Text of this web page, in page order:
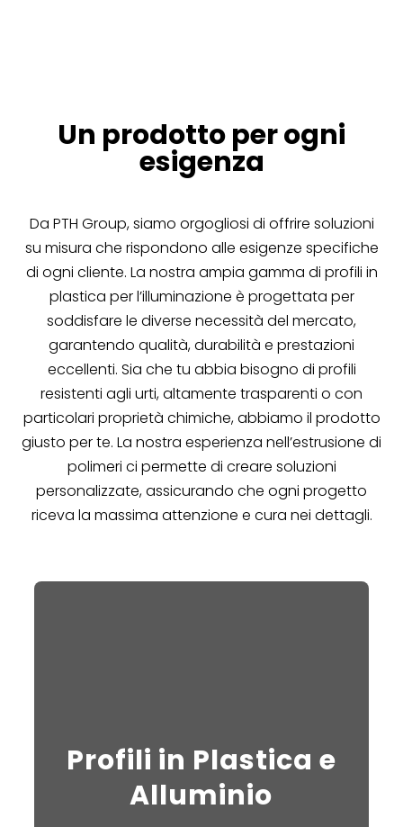
Un prodotto per ogni
esigenza
Da PTH Group, siamo orgogliosi di offrire soluzioni
su misura che rispondono alle esigenze specifiche
di ogni cliente. La nostra ampia gamma di profili in
plastica per l’illuminazione è progettata per
soddisfare le diverse necessità del mercato,
garantendo qualità, durabilità e prestazioni
eccellenti. Sia che tu abbia bisogno di profili
resistenti agli urti, altamente trasparenti o con
particolari proprietà chimiche, abbiamo il prodotto
giusto per te. La nostra esperienza nell’estrusione di
polimeri ci permette di creare soluzioni
personalizzate, assicurando che ogni progetto
riceva la massima attenzione e cura nei dettagli.
Profili in Plastica e
Alluminio